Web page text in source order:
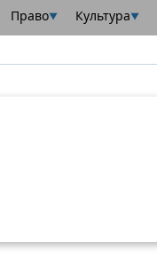
Право▼ Культура▼